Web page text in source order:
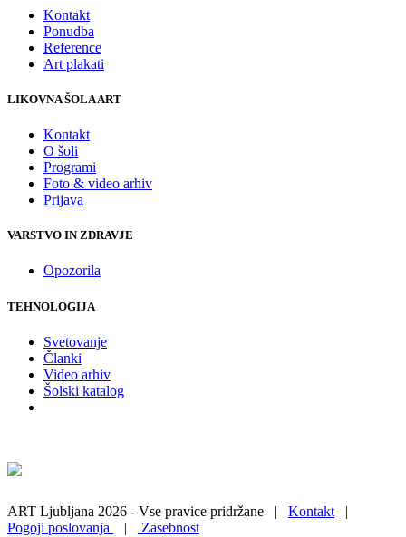
Kontakt
Ponudba
Reference
Art plakati
LIKOVNA ŠOLA ART
Kontakt
O šoli
Programi
Foto & video arhiv
Prijava
VARSTVO IN ZDRAVJE
Opozorila
TEHNOLOGIJA
Svetovanje
Članki
Video arhiv
Šolski katalog
ART Ljubljana 2026 - Vse pravice pridržane | Kontakt |
Pogoji poslovanja
| Zasebnost